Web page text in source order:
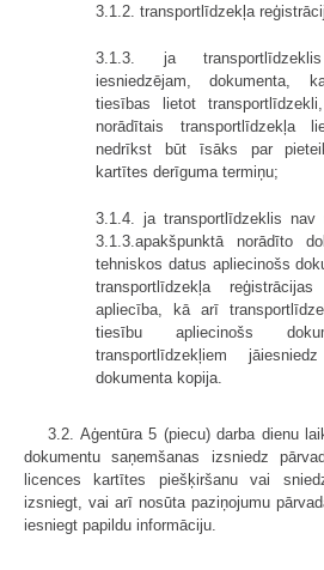
3.1.2. transportlīdzekļa
3.1.3. ja
iesniedzējam, dokumenta,
tiesības lietot
norādītais transportlīdzekļa
nedrīkst būt īsāks par
kartītes derīguma termiņu;
3.1.4. ja transportlīdzeklis nav
3.1.3.apakšpunktā norādīto
tehniskos datus apliecinošs
transportlīdzekļa
apliecība, kā arī
tiesību apliecinošs
transportlīdzekļiem
dokumenta kopija.
3.2. Aģentūra 5 (piecu) darba dienu
dokumentu saņemšanas izsniedz
licences kartītes piešķiršanu vai
izsniegt, vai arī nosūta paziņojumu
iesniegt papildu informāciju.